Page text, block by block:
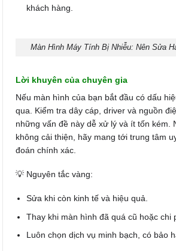
khách hàng.
Màn Hình Máy Tính Bị Nhiễu: Nên Sửa
Lời khuyên của chuyên gia
Nếu màn hình của bạn bắt đầu có dấu
qua. Kiểm tra dây cáp, driver và nguồn
những vấn đề này dễ xử lý và ít tốn kém.
không cải thiện, hãy mang tới trung tâm
đoán chính xác.
💡 Nguyên tắc vàng:
Sửa khi còn kinh tế và hiệu quả.
Thay khi màn hình đã quá cũ hoặc chi
Luôn chọn dịch vụ minh bạch, có bảo